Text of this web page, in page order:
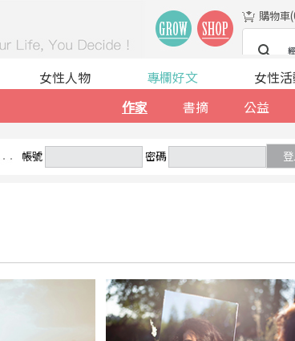
購物車(
女性人物
專欄好文
作家
書摘 公益
女性
帳號 密碼